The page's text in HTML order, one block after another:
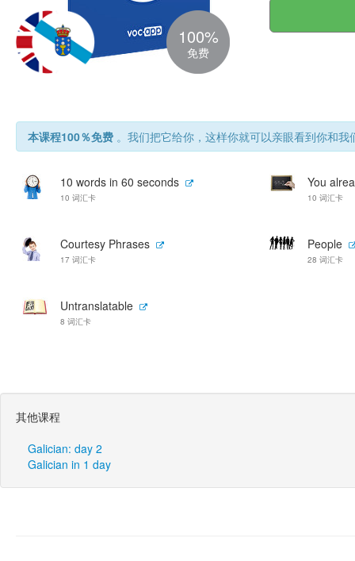
100%
免费
本课程100％免费 。我们把它给你，这样你就可以亲眼看到你和我
10 words in 60 seconds
10 词汇卡
You
10 词汇卡
Courtesy Phrases
17 词汇卡
People
28 词汇卡
Untranslatable
8 词汇卡
其他课程
Galician: day 2
Galician in 1 day